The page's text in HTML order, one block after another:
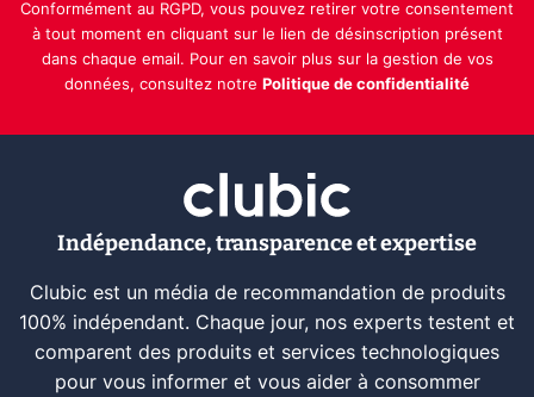
Conformément au RGPD, vous pouvez retirer votre consentement
à tout moment en cliquant sur le lien de désinscription présent
dans chaque email. Pour en savoir plus sur la gestion de vos
données, consultez notre Politique de confidentialité
Indépendance, transparence et expertise
Clubic est un média de recommandation de produits
100% indépendant. Chaque jour, nos experts testent et
comparent des produits et services technologiques
pour vous informer et vous aider à consommer